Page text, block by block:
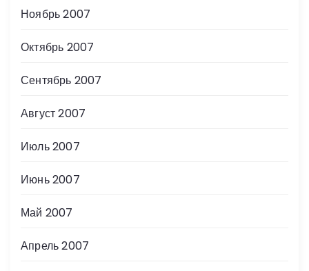
Ноябрь 2007
Октябрь 2007
Сентябрь 2007
Август 2007
Июль 2007
Июнь 2007
Май 2007
Апрель 2007